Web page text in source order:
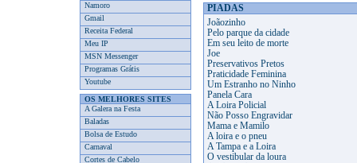
Namoro
Gmail
Receita Federal
Meu IP
MSN Messenger
Programas Grátis
Youtube
OS MELHORES SITES
A Galera na Festa
Baladas
Bolsa de Estudo
Carnaval
Cortes de Cabelo
PIADAS
Joãozinho
Pelo parque da cidade
Em seu leito de morte
Joe
Preservativos Pretos
Praticidade Feminina
Um Estranho no Ninho
Panela Cara
A Loira Policial
Não Posso Engravidar
Mama e Mamilo
A loira e o pneu
A Tampa e a Loira
O vestibular da loura